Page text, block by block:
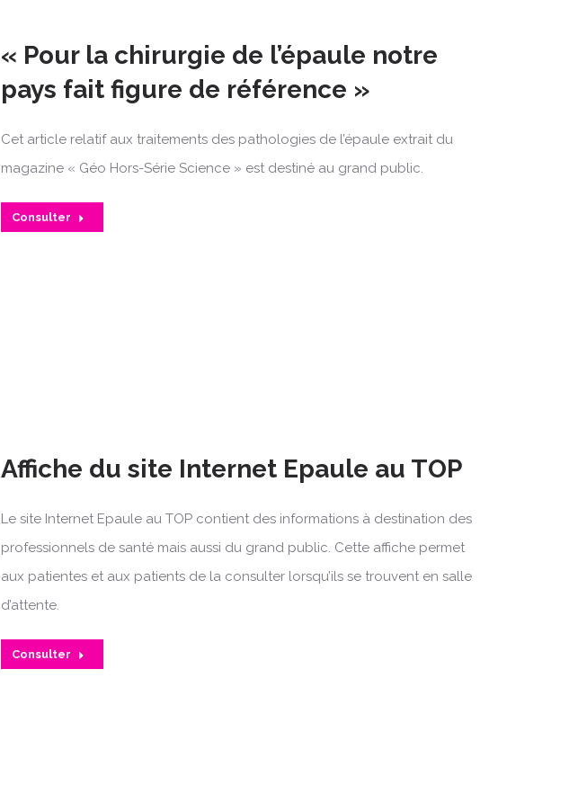
« Pour la chirurgie de l’épaule notre
pays fait figure de référence »
Cet article relatif aux traitements des pathologies de l’épaule extrait du
magazine « Géo Hors-Série Science » est destiné au grand public.
Consulter
Affiche du site Internet Epaule au TOP
Le site Internet Epaule au TOP contient des informations à destination des
professionnels de santé mais aussi du grand public. Cette affiche permet
aux patientes et aux patients de la consulter lorsqu’ils se trouvent en salle
d’attente.
Consulter